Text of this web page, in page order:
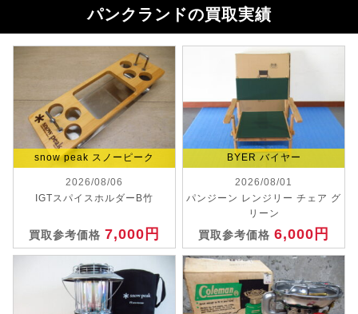
パンクランドの買取実績
snow peak スノーピーク
2026/08/06
IGTスパイスホルダーB竹
買取参考価格 7,000円
BYER バイヤー
2026/08/01
パンジーン レンジリー チェア グ
リーン
買取参考価格6,000円